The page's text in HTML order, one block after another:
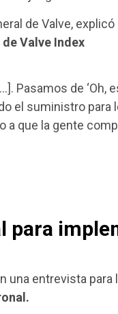
de Valve,
Valve Index
Pasamos de ‘Oh,
el suministro para
a que la gente
para
una entrevista